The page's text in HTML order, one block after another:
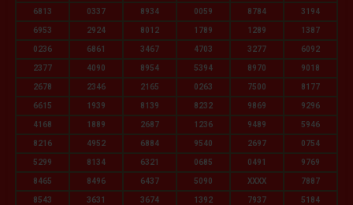
6813 0337 8934 0059 8784 3194
6953 2924 8012 1789 1289 1387
0236 6861 3467 4703 3277 6092
2377 4090 8954 5394 8970 9018
2678 2346 2165 0263 7500 8177
6615 1939 8139 8232 9869 9296
4168 1889 2687 1236 9489 5946
8216 4952 6884 9540 2697 0754
5299 8134 6321 0685 0491 9769
8465 8496 6437 5090 XXXX 7887
8543 3631 3674 1392 7937 5184